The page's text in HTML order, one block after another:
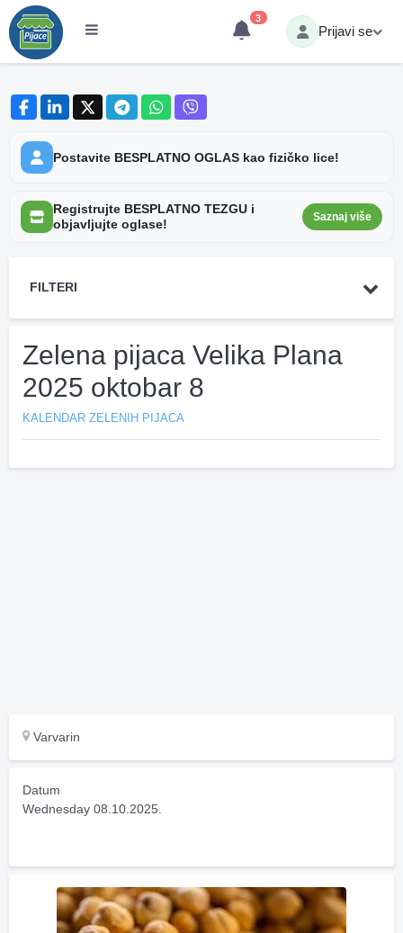
3
Prijavi se
Postavite BESPLATNO OGLAS kao fizičko lice!
Registrujte BESPLATNO TEZGU i
objavljujte oglase!
Saznaj više
FILTERI
Zelena pijaca Velika Plana
2025 oktobar 8
KALENDAR ZELENIH PIJACA
Varvarin
Datum
Wednesday 08.10.2025.